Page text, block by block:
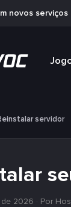
novos
servidor
2026 · Por